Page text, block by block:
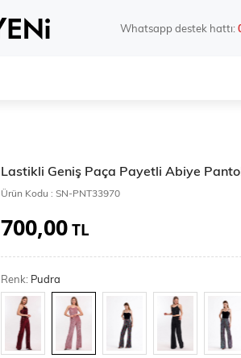
Whatsapp destek hattı:
Lastikli Geniş Paça Payetli Abiye
Ürün Kodu : SN-PNT33970
700,00TL
Renk: Pudra